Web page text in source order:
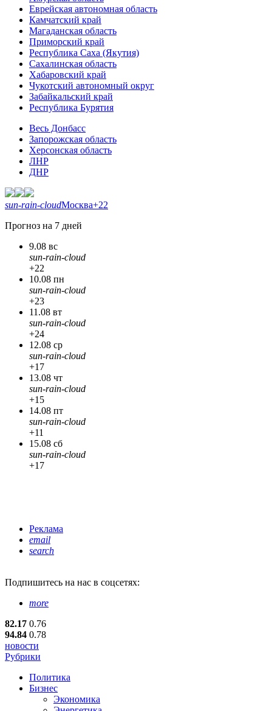
Еврейская автономная область
Камчатский край
Магаданская область
Приморский край
Республика Саха (Якутия)
Сахалинская область
Хабаровский край
Чукотский автономный округ
Забайкальский край
Республика Бурятия
Весь Донбасс
Запорожская область
Херсонская область
ЛНР
ДНР
sun-rain-cloudМосква+22
Прогноз на 7 дней
9.08 вс
sun-rain-cloud
+22
10.08 пн
sun-rain-cloud
+23
11.08 вт
sun-rain-cloud
+24
12.08 ср
sun-rain-cloud
+17
13.08 чт
sun-rain-cloud
+15
14.08 пт
sun-rain-cloud
+11
15.08 сб
sun-rain-cloud
+17
Реклама
email
search
Подпишитесь на нас в соцсетях:
more
82.17 0.76
94.84 0.78
новости
Рубрики
Политика
Бизнес
Экономика